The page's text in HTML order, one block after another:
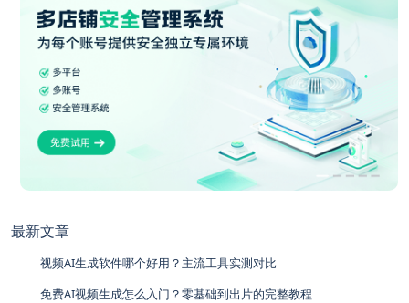
最新文章
视频AI生成软件哪个好用？主流工具实测对比
免费AI视频生成怎么入门？零基础到出片的完整教程